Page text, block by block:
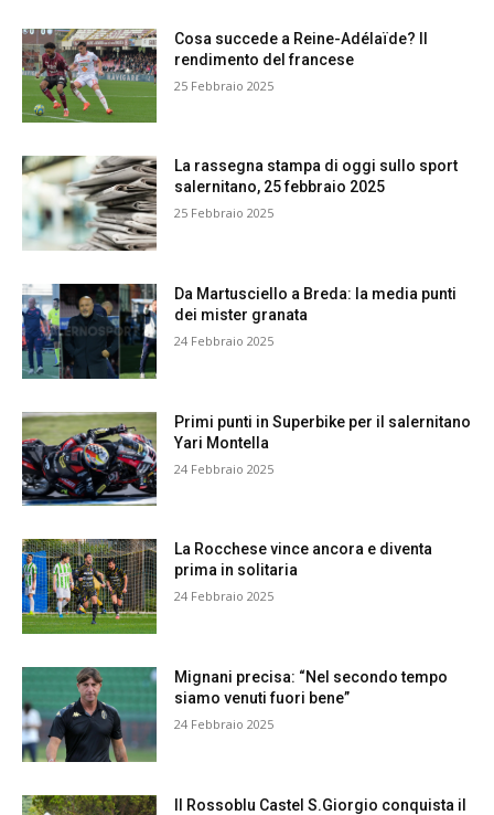
Cosa succede a Reine-Adélaïde? Il
rendimento del francese
25 Febbraio 2025
La rassegna stampa di oggi sullo sport
salernitano, 25 febbraio 2025
25 Febbraio 2025
Da Martusciello a Breda: la media punti
dei mister granata
24 Febbraio 2025
Primi punti in Superbike per il salernitano
Yari Montella
24 Febbraio 2025
La Rocchese vince ancora e diventa
prima in solitaria
24 Febbraio 2025
Mignani precisa: “Nel secondo tempo
siamo venuti fuori bene”
24 Febbraio 2025
Il Rossoblu Castel S.Giorgio conquista il